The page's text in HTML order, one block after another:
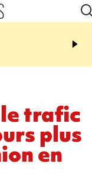
rouée de coups,
trafic
plus
en